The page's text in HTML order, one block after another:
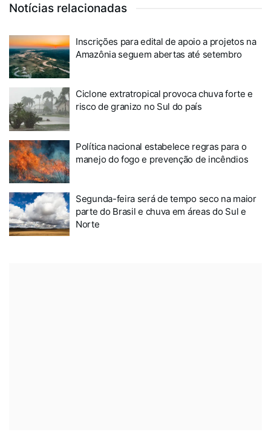
Notícias relacionadas
Inscrições para edital de apoio a projetos na
Amazônia seguem abertas até setembro
Ciclone extratropical provoca chuva forte e
risco de granizo no Sul do país
Política nacional estabelece regras para o
manejo do fogo e prevenção de incêndios
Segunda-feira será de tempo seco na maior
parte do Brasil e chuva em áreas do Sul e
Norte